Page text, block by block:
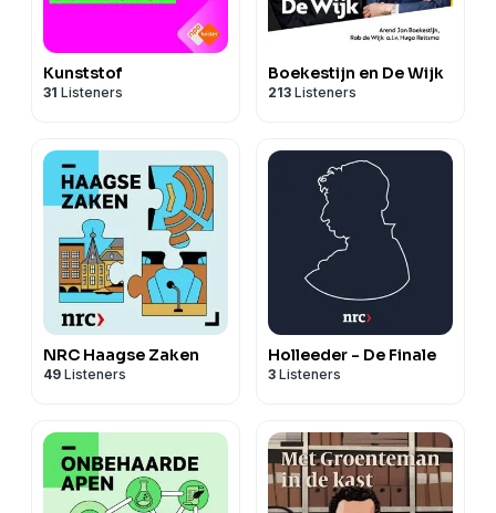
Kunststof
31 Listeners
Boekestijn en De Wijk
213 Listeners
NRC Haagse Zaken
49 Listeners
Holleeder - De Finale
3 Listeners